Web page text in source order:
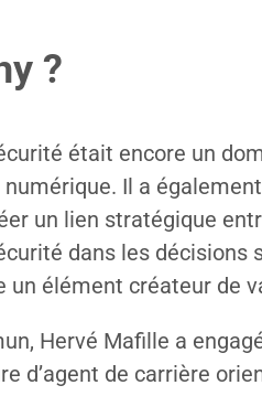
?
était encore un
Il a
un lien stratégique
dans les décisions
élément créateur de
Hervé Mafille a
d’agent de carrière